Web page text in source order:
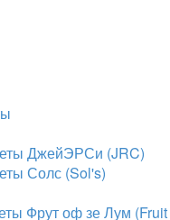
ДжейЭРСи (JRC)
Солс (Sol's)
Фрут оф зе Лум (Fruit